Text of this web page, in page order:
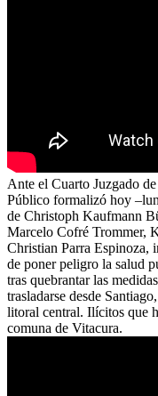
Ante el Cuarto Juzgado
Público formalizó hoy
de Christoph Kaufmann
Marcelo Cofré Trommer,
Christian Parra Espinoza,
de poner peligro la salud
tras quebrantar las
trasladarse desde
litoral central. Ilícitos que
comuna de Vitacura.